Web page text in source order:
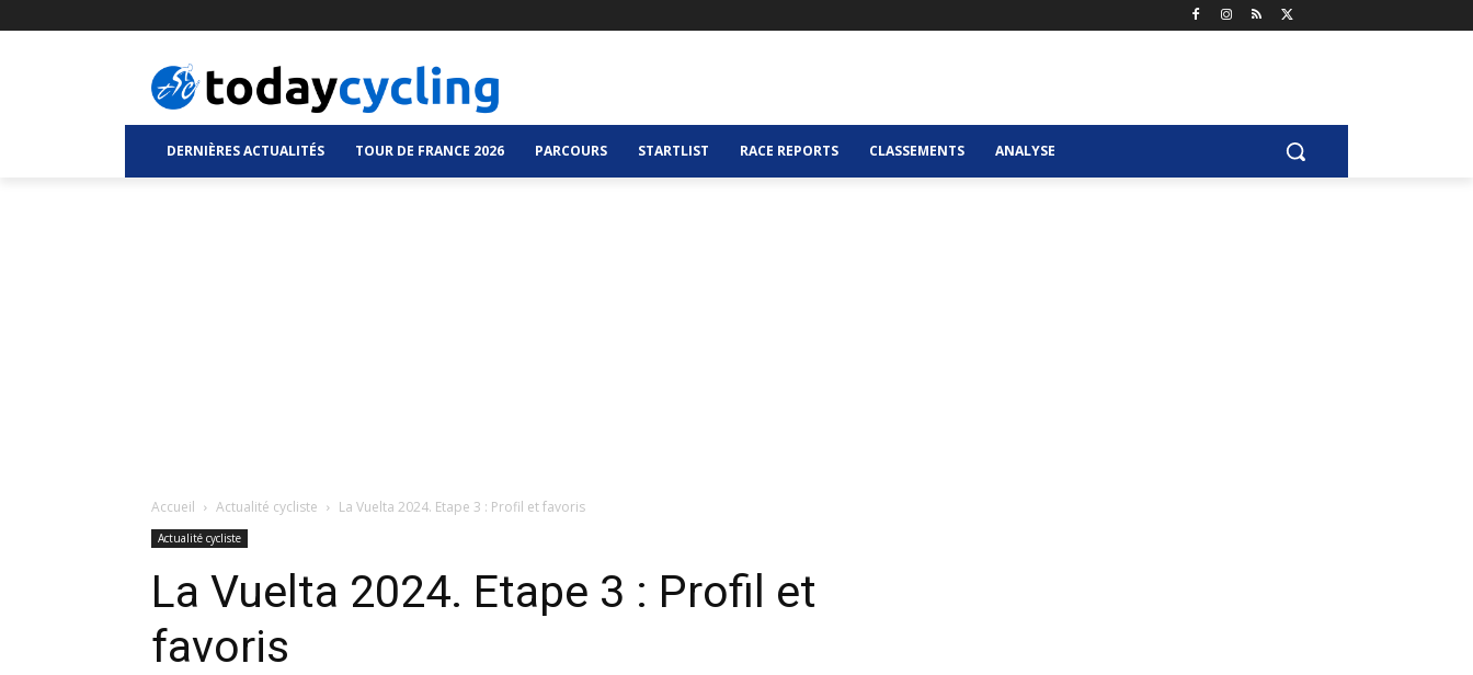
DERNIÈRES ACTUALITÉS TOUR DE FRANCE 2026 PARCOURS STARTLIST RACE REPORTS CLASSEMENTS ANALYSE
Accueil Actualité cycliste La Vuelta 2024. Etape 3 : Profil et favoris
Actualité cycliste
La Vuelta 2024. Etape 3 : Profil et
favoris